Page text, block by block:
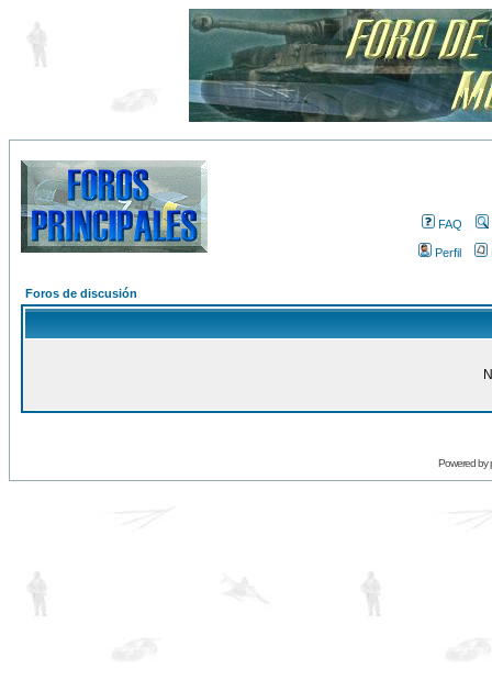
FAQ
Perfil
Foros de discusión
Powered by